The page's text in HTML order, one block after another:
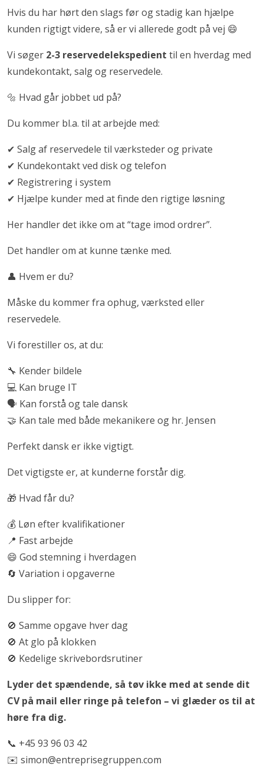
Hvis du har hørt den slags før og stadig kan hjælpe
kunden rigtigt videre, så er vi allerede godt på vej 😄
Vi søger 2-3 reservedelekspedient til en hverdag med
kundekontakt, salg og reservedele.
🔩 Hvad går jobbet ud på?
Du kommer bl.a. til at arbejde med:
✔ Salg af reservedele til værksteder og private
✔ Kundekontakt ved disk og telefon
✔ Registrering i system
✔ Hjælpe kunder med at finde den rigtige løsning
Her handler det ikke om at “tage imod ordrer”.
Det handler om at kunne tænke med.
👤 Hvem er du?
Måske du kommer fra ophug, værksted eller
reservedele.
Vi forestiller os, at du:
🔧 Kender bildele
💻 Kan bruge IT
🗣 Kan forstå og tale dansk
🤝 Kan tale med både mekanikere og hr. Jensen
Perfekt dansk er ikke vigtigt.
Det vigtigste er, at kunderne forstår dig.
🎁 Hvad får du?
💰 Løn efter kvalifikationer
📍 Fast arbejde
😄 God stemning i hverdagen
🔄 Variation i opgaverne
Du slipper for:
🚫 Samme opgave hver dag
🚫 At glo på klokken
🚫 Kedelige skrivebordsrutiner
Lyder det spændende, så tøv ikke med at sende dit
CV på mail eller ringe på telefon – vi glæder os til at
høre fra dig.
📞 +45 93 96 03 42
✉️ simon@entreprisegruppen.com